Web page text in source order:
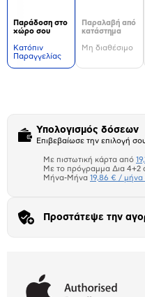
Παράδοση στο
χώρο σου
Kατόπιν
Παραγγελίας
Παραλαβή από
κατάστημα
Μη διαθέσιμο
Υπολογισμός δόσεων
Επιβεβαίωσε την επιλογή
Με πιστωτική κάρτα από
Με το πρόγραμμα Δια 4+2
Μήνα-Μήνα 19,86 € / μήνα
Προστάτεψε την